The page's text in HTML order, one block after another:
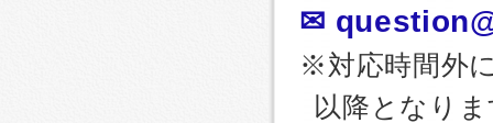
✉
※対応時間外
以降となり